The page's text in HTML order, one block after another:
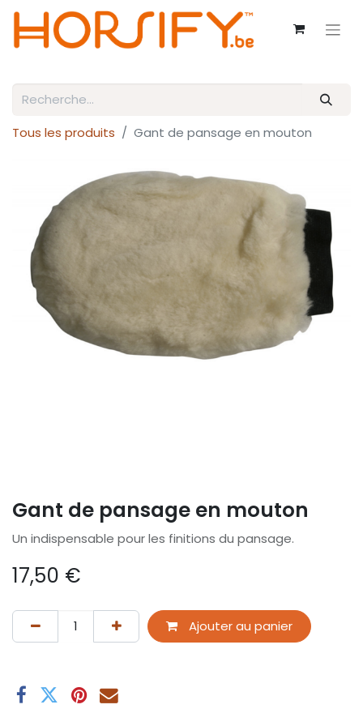
Tous les produits Gant de pansage en mouton
Gant de pansage en mouton
Un indispensable pour les finitions du pansage.
17,50 €
Ajouter au panier